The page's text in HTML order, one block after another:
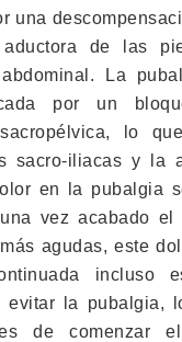
una
aductora de las
La
por un
lo
sacro-iliacas y la
en la pubalgia
vez acabado el
agudas, este
incluso
evitar la pubalgia,
de comenzar